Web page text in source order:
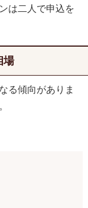
は二人で申込を
場
る傾向がありま